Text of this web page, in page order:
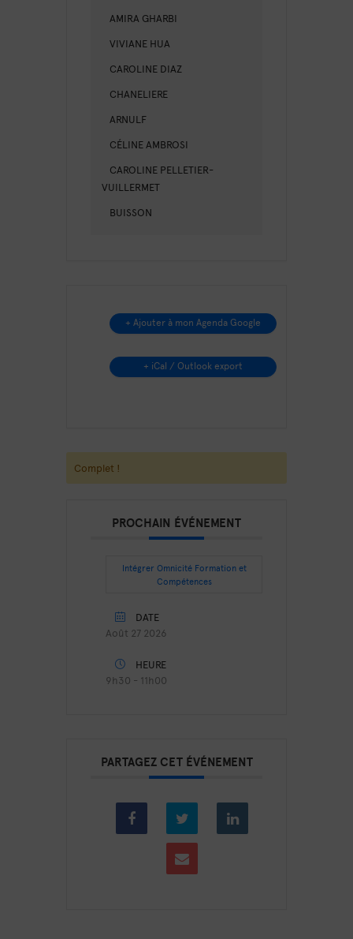
AMIRA GHARBI
VIVIANE HUA
CAROLINE DIAZ
CHANELIERE
ARNULF
CÉLINE AMBROSI
CAROLINE PELLETIER-
VUILLERMET
BUISSON
+ Ajouter à mon Agenda Google
+ iCal / Outlook export
Complet !
PROCHAIN ÉVÉNEMENT
Intégrer Omnicité Formation et
Compétences
DATE
Août 27 2026
HEURE
9h30 - 11h00
PARTAGEZ CET ÉVÉNEMENT